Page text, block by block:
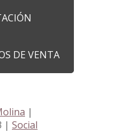
DE VENTA
|
| Social